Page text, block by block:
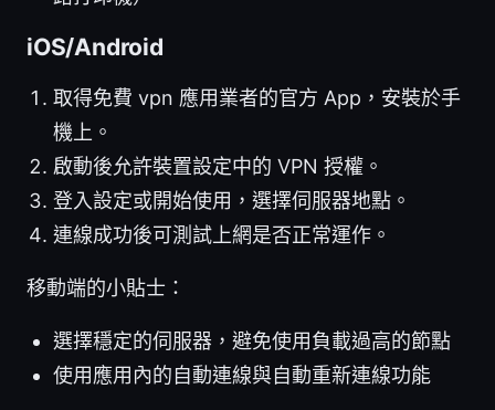
iOS/Android
取得免費 vpn 應用業者的官方 App，安裝於手
機上。
啟動後允許裝置設定中的 VPN 授權。
登入設定或開始使用，選擇伺服器地點。
連線成功後可測試上網是否正常運作。
移動端的小貼士：
選擇穩定的伺服器，避免使用負載過高的節點
使用應用內的自動連線與自動重新連線功能